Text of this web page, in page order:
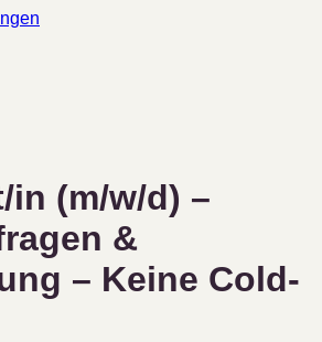
in (m/w/d) –
&
– Keine Cold-